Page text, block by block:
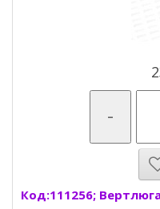
-
Код:111256;